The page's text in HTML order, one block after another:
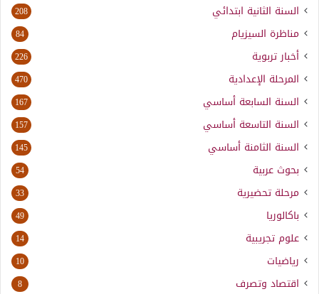
السنة الثانية ابتدائي 208
مناظرة السيزيام 84
أخبار تربوية 226
المرحلة الإعدادية 470
السنة السابعة أساسي 167
السنة التاسعة أساسي 157
السنة الثامنة أساسي 145
بحوث عربية 54
مرحلة تحضيرية 33
باكالوريا 49
علوم تجريبية 14
رياضيات 10
اقتصاد وتصرف 8